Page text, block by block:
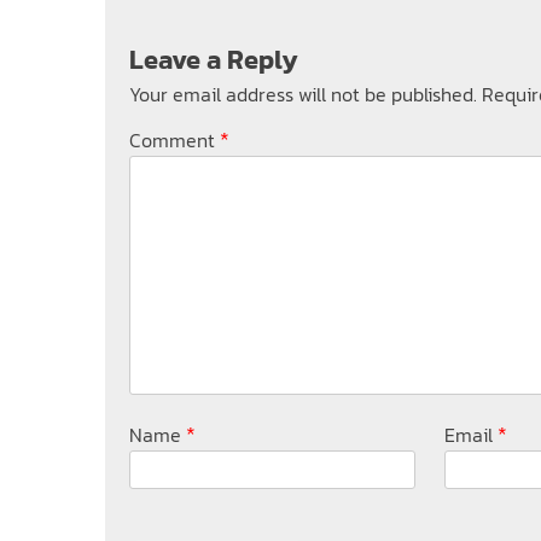
Leave a Reply
Your email address will not be published.
Comment *
Name * Email *